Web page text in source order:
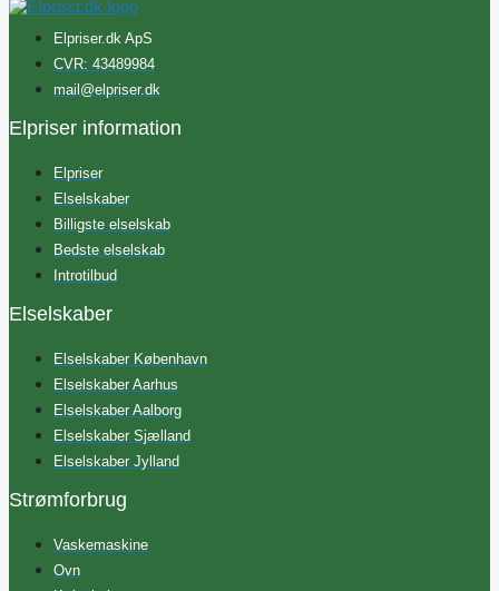
Elpriser.dk ApS
CVR: 43489984
mail@elpriser.dk
Elpriser information
Elpriser
Elselskaber
Billigste elselskab
Bedste elselskab
Introtilbud
Elselskaber
Elselskaber København
Elselskaber Aarhus
Elselskaber Aalborg
Elselskaber Sjælland
Elselskaber Jylland
Strømforbrug
Vaskemaskine
Ovn